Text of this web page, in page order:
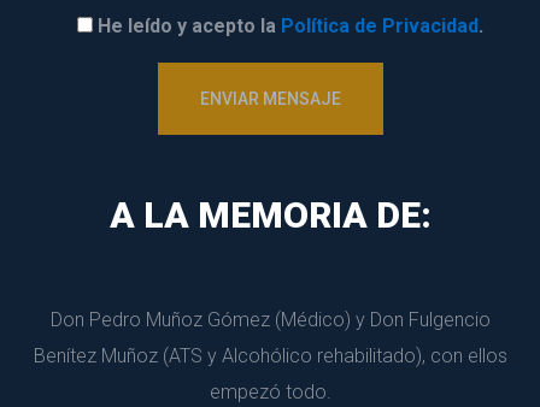
He leído y acepto la Política de Privacidad.
A LA MEMORIA DE:
Don Pedro Muñoz Gómez (Médico) y Don Fulgencio
Benítez Muñoz (ATS y Alcohólico rehabilitado), con ellos
empezó todo.